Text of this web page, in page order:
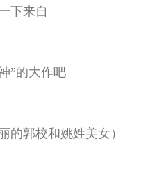
下来自
”的大作吧
的郭校和姚姓美女）